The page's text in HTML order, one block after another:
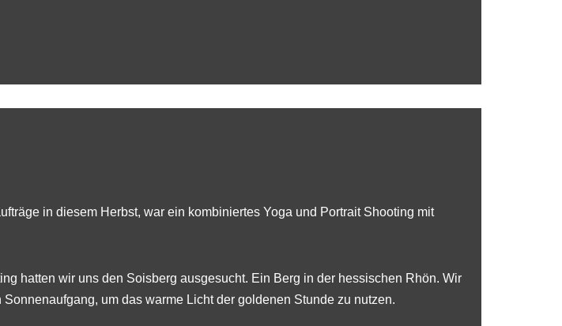
in diesem Herbst, war ein kombiniertes Yoga und Portrait Shooting mit
hatten wir uns den Soisberg ausgesucht. Ein Berg in der hessischen Rhön. Wir
um das warme Licht der goldenen Stunde zu nutzen.